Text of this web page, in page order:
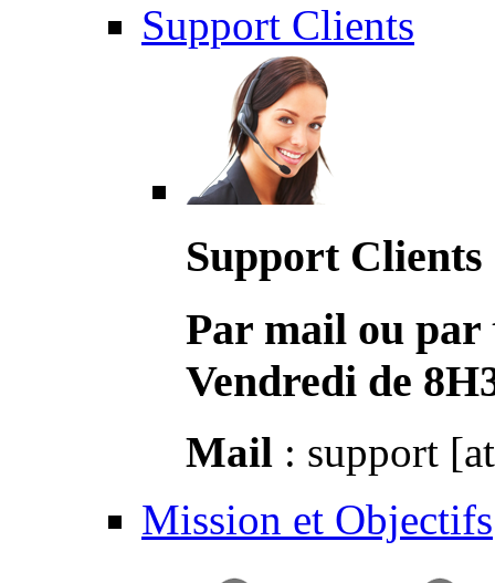
Support Clients
Support Clients
Par mail ou par
Vendredi de
Mail : support
Mission et Objectifs